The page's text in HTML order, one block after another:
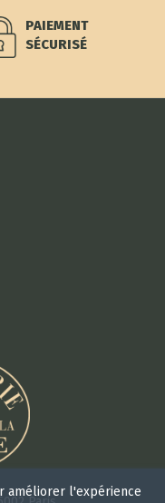
PAIEMENT
SÉCURISÉ
améliorer l'expérience